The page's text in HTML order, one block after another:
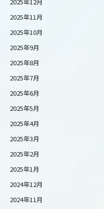
2025年11月
2025年10月
2025年9月
2025年8月
2025年7月
2025年6月
2025年5月
2025年4月
2025年3月
2025年2月
2025年1月
2024年12月
2024年11月